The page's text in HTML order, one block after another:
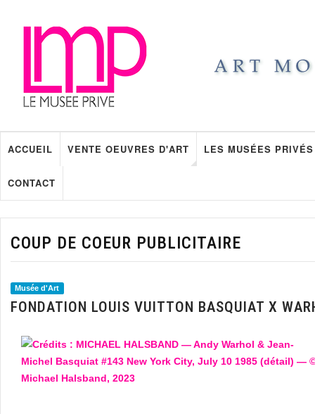
ACCUEIL VENTE OEUVRES D'ART LES MUSÉES PRIVÉS
CONTACT
COUP DE COEUR PUBLICITAIRE
Musée d'Art
FONDATION LOUIS VUITTON BASQUIAT X